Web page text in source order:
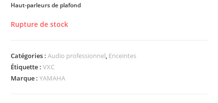
Haut-parleurs de plafond
Rupture de stock
Catégories :Audio professionnel, Enceintes
Étiquette :VXC
Marque :YAMAHA